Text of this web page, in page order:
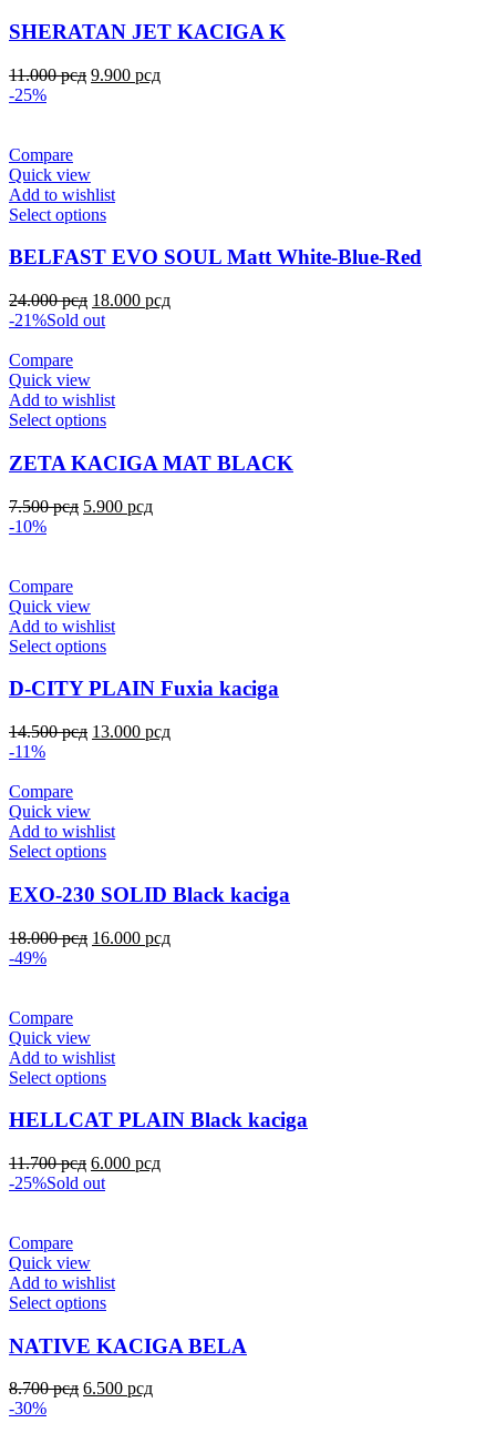
SHERATAN JET KACIGA K
11.000рсд 9.900 рсд
-25%
Compare
Quick view
Add to wishlist
Select options
BELFAST EVO SOUL Matt White-Blue-Red
24.000рсд 18.000 рсд
-21%Sold out
Compare
Quick view
Add to wishlist
Select options
ZETA KACIGA MAT BLACK
7.500рсд 5.900 рсд
-10%
Compare
Quick view
Add to wishlist
Select options
D-CITY PLAIN Fuxia kaciga
14.500рсд 13.000 рсд
-11%
Compare
Quick view
Add to wishlist
Select options
EXO-230 SOLID Black kaciga
18.000рсд 16.000 рсд
-49%
Compare
Quick view
Add to wishlist
Select options
HELLCAT PLAIN Black kaciga
11.700рсд 6.000 рсд
-25%Sold out
Compare
Quick view
Add to wishlist
Select options
NATIVE KACIGA BELA
8.700рсд 6.500 рсд
-30%